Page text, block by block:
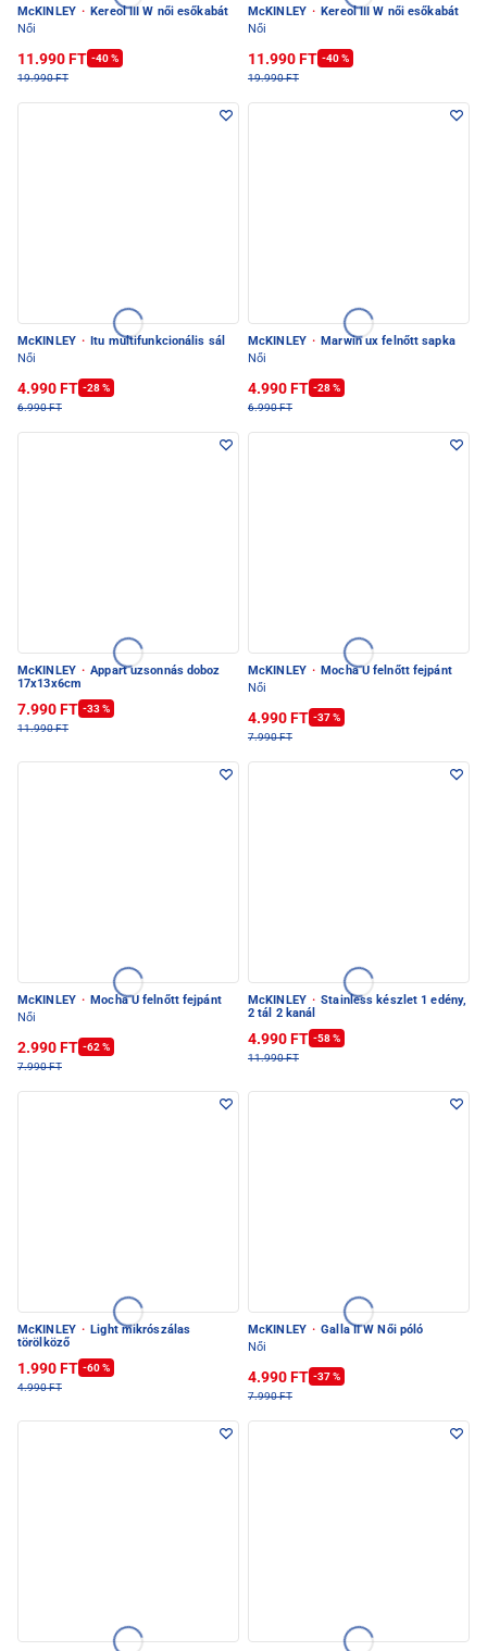
McKINLEY · Kereol III W női esőkabát
Női
11.990 FT -40 %
19.990 FT
McKINLEY · Kereol III W női esőkabát
Női
11.990 FT -40 %
19.990 FT
McKINLEY ·
Itu multifunkcionális sál
Női
4.990 FT -28 %
6.990 FT
McKINLEY · Marwin ux felnőtt sapka
Női
4.990 FT -28 %
6.990 FT
McKINLEY · Appart uzsonnás doboz
17x13x6cm
7.990 FT -33 %
11.990 FT
McKINLEY · Mocha U felnőtt fejpánt
Női
4.990 FT -37 %
7.990 FT
McKINLEY · Mocha U felnőtt fejpánt
Női
2.990 FT -62 %
7.990 FT
McKINLEY · Stainless készlet 1 edény,
2 tál 2 kanál
4.990 FT -58 %
11.990 FT
McKINLEY · Light mikrószálas
törölköző
1.990 FT -60 %
4.990 FT
McKINLEY · Galla II W Női póló
Női
4.990 FT -37 %
7.990 FT